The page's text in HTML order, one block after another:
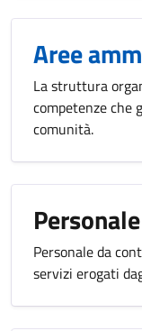
Aree
La struttura
competenze che
comunità.
Personale da
servizi erogati